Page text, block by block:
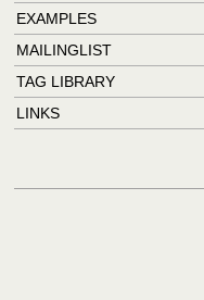
EXAMPLES
MAILINGLIST
TAG LIBRARY
LINKS